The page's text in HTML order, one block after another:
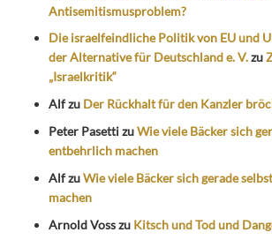
Antisemitismusproblem?
Die israelfeindliche Politik von EU und
der Alternative für Deutschland e. V.zu
„Israelkritik“
Alfzu Der Rückhalt für den Kanzler
Peter PasettizuWie viele Bäcker sich
entbehrlich machen
AlfzuWie viele Bäcker sich gerade
machen
Arnold Vosszu Kitsch und Tod und